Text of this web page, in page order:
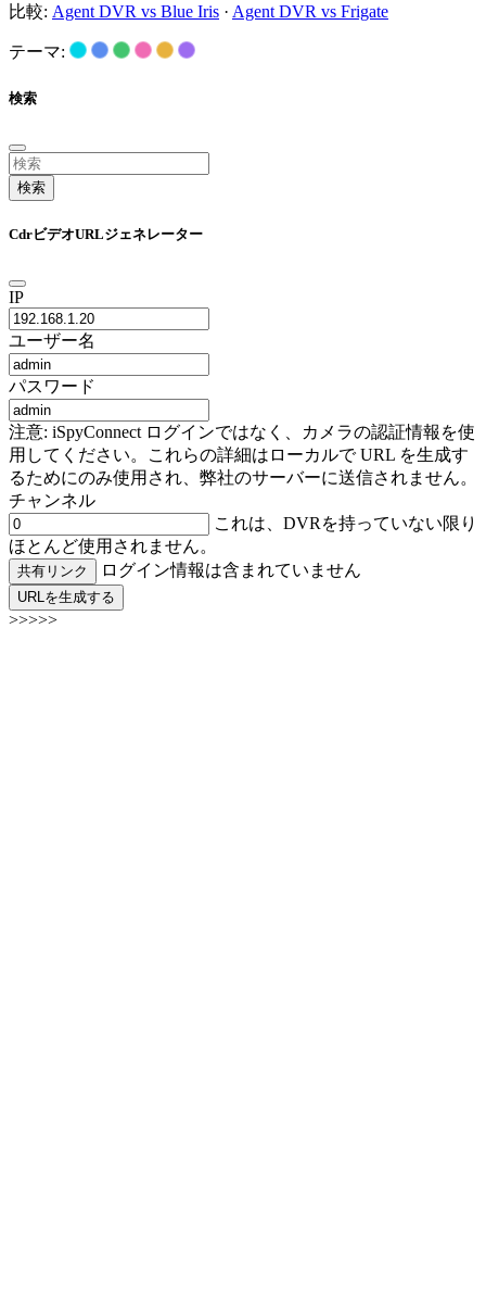
比較: Agent DVR vs Blue Iris · Agent DVR vs Frigate
テーマ:
検索
検索
CdrビデオURLジェネレーター
IP
ユーザー名
パスワード
注意: iSpyConnect ログインではなく、カメラの認証情報を使
用してください。これらの詳細はローカルで URL を生成す
るためにのみ使用され、弊社のサーバーに送信されません。
チャンネル
これは、DVRを持っていない限り
ほとんど使用されません。
共有リンク ログイン情報は含まれていません
URLを生成する
>>>>>